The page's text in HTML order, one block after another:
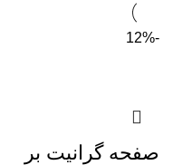
-12%
صفحه گرانیت بر